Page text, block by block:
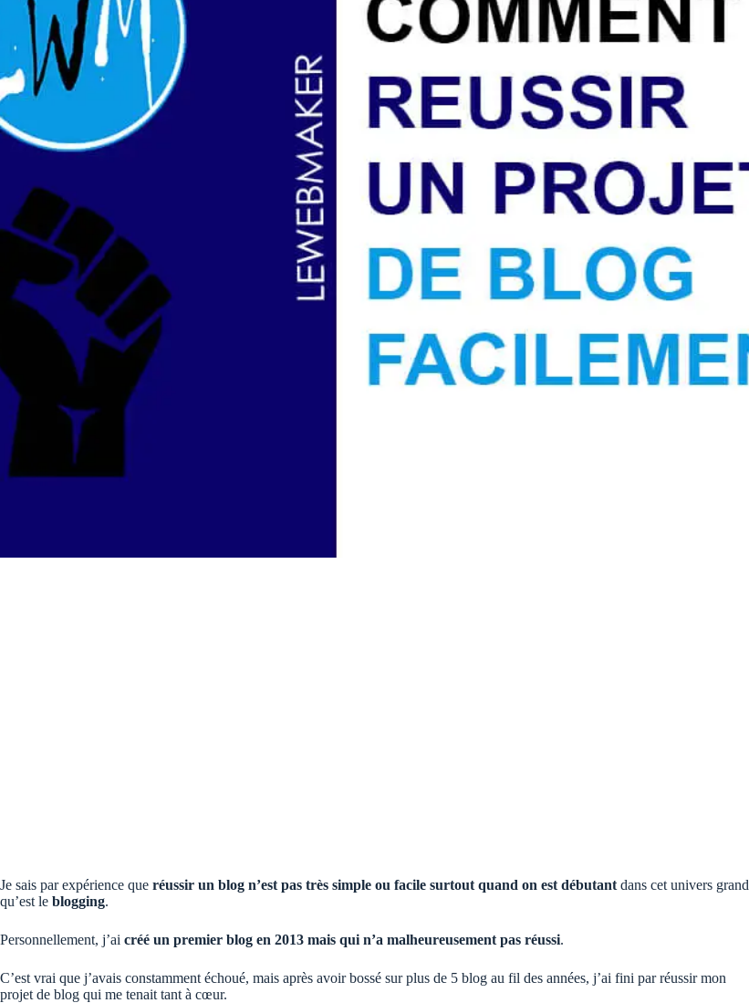
Je sais par expérience que réussir un blog n’est pas très simple ou facile surtout quand on est débutant dans cet univers grand
qu’est le blogging.
Personnellement, j’ai créé un premier blog en 2013 mais qui n’a malheureusement pas réussi.
C’est vrai que j’avais constamment échoué, mais après avoir bossé sur plus de 5 blog au fil des années, j’ai fini par réussir mon
projet de blog qui me tenait tant à cœur.